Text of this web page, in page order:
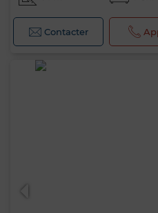
Contacter